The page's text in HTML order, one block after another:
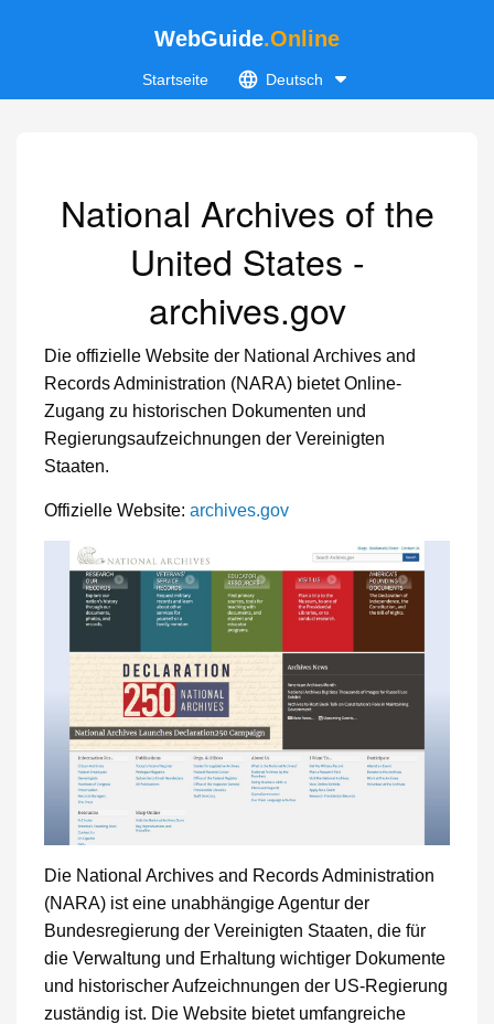
WebGuide.Online
Startseite Deutsch
National Archives of the
United States -
archives.gov
Die offizielle Website der National Archives and
Records Administration (NARA) bietet Online-
Zugang zu historischen Dokumenten und
Regierungsaufzeichnungen der Vereinigten
Staaten.
Offizielle Website: archives.gov
Die National Archives and Records Administration
(NARA) ist eine unabhängige Agentur der
Bundesregierung der Vereinigten Staaten, die für
die Verwaltung und Erhaltung wichtiger Dokumente
und historischer Aufzeichnungen der US-Regierung
zuständig ist. Die Website bietet umfangreiche